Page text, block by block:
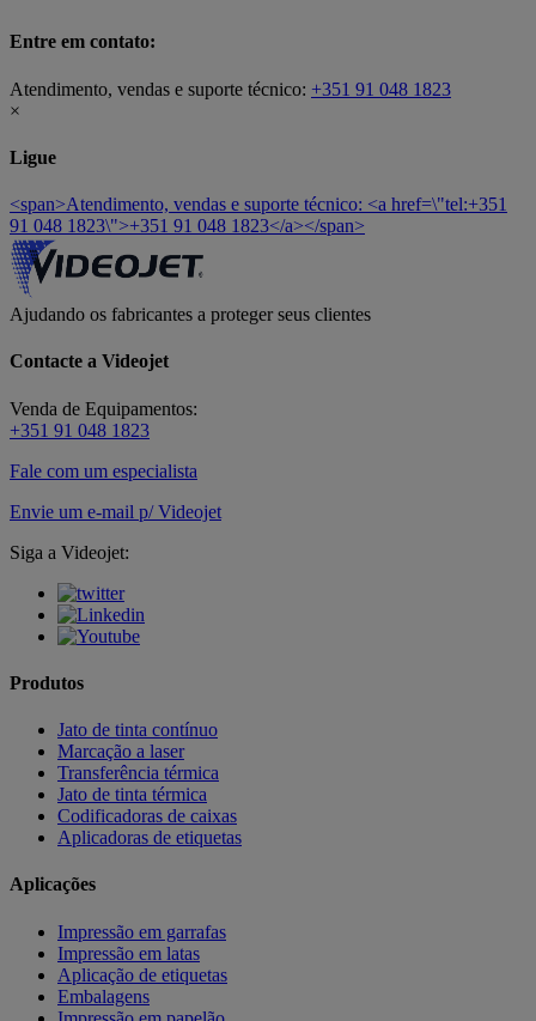
Entre em contato:
Atendimento, vendas e suporte técnico: +351 91 048 1823
×
Ligue
<span>Atendimento, vendas e suporte técnico: <a href=\"tel:+351
91 048 1823\">+351 91 048 1823</a></span>
Ajudando os fabricantes a proteger seus clientes
Contacte a Videojet
Venda de Equipamentos:
+351 91 048 1823
Fale com um especialista
Envie um e-mail p/ Videojet
Siga a Videojet:
Produtos
Jato de tinta contínuo
Marcação a laser
Transferência térmica
Jato de tinta térmica
Codificadoras de caixas
Aplicadoras de etiquetas
Aplicações
Impressão em garrafas
Impressão em latas
Aplicação de etiquetas
Embalagens